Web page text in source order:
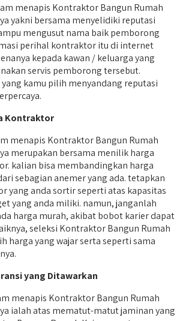
menapis Kontraktor Bangun Rumah
yakni bersama menyelidiki reputasi
mengusut nama baik pemborong
perihal kontraktor itu di internet
kepada kawan / keluarga yang
servis pemborong tersebut.
kamu pilih menyandang reputasi
Kontraktor
menapis Kontraktor Bangun Rumah
merupakan bersama menilik harga
kalian bisa membandingkan harga
sebagian anemer yang ada. tetapkan
yang anda sortir seperti atas kapasitas
yang anda miliki. namun, janganlah
harga murah, akibat bobot karier dapat
seleksi Kontraktor Bangun Rumah
harga yang wajar serta seperti sama
yang Ditawarkan
menapis Kontraktor Bangun Rumah
ialah atas mematut-matut jaminan yang